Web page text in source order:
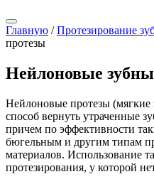
Главную /Протезирование
протезы
Нейлоновые
Нейлоновые протезы
способ вернуть утраченные
причем по эффективности
бюгельным и другим типам
материалов. Использование
протезирования, у которой